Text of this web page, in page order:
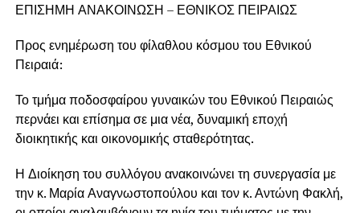
ΕΠΙΣΗΜΗ ΑΝΑΚΟΙΝΩΣΗ – ΕΘΝΙΚΟΣ ΠΕΙΡΑΙΩΣ
Προς ενημέρωση του φίλαθλου κόσμου του Εθνικού
Πειραιά:
Το τμήμα ποδοσφαίρου γυναικών του Εθνικού Πειραιώς
περνάει και επίσημα σε μια νέα, δυναμική εποχή
διοικητικής και οικονομικής σταθερότητας.
Η Διοίκηση του συλλόγου ανακοινώνει τη συνεργασία με
την κ. Μαρία Αναγνωστοπούλου και τον κ. Αντώνη Φακλή,